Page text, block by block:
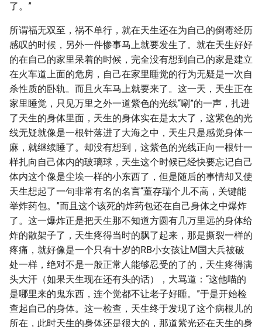
了。”
所谓福无双至，祸不单行，就在天生还在为自己的倒霉经历
感叹的时候，另外一件惨事马上就要发生了。就在天生好好
的在自己的家里呆着的时候，完全没有想到自己的家是建立
在火车道上面的危房，自己在家里睡觉的行为无疑是一次自
杀性质的卧轨。而且火车马上就要来了。这一天，天生正在
家里睡觉，只见万里之外一道紫色的光线“唰”的一声，扎进
了天生的身体里面，天生的身体实在是太大了，这紫色的光
线无疑就像是一根针落进了大海之中，天生只是感觉身体一
麻，就继续睡了。却没有想到，这紫色的光线正向一根针一
样扎向自己体内的玻璃球，天生这个时候已经快要忘记自己
体内这个像是尘埃一样的小东西了，但是随后的事情却又使
天生想起了一句非常有名的名言“董存瑞个儿不高，关键能
举炸药包。”而且这个该死的炸药包还在自己身体之中爆炸
了。这一爆炸正是把天生那不知道方圆有几万里远的身体给
炸的散架子了，天生疼得当时的飘了起来，那是撕裂一样的
疼痛，就好像是一个只有十岁的RB小女孩让M国大兵被破
处一样，绝对不是一般正常人能够忍受的了的，天生疼得满
头大汗（如果天生现在还有头的话），大骂道：“这他喵的
是哪里来的鬼东西，连个觉都不让老子好睡。”于是开始检
查起自己的身体。这一检查，天生终于发现了这个病根儿的
所在，此时天生的身体还是很大的，那道紫光还在天生的身